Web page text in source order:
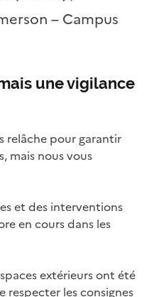
– Campus
une vigilance
relâche pour garantir
mais nous vous
et des interventions
en cours dans les
extérieurs ont été
respecter les consignes